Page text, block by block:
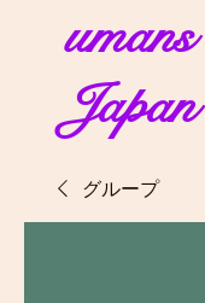
umans
Japan
グループ